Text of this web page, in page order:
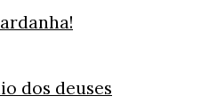
dos deuses